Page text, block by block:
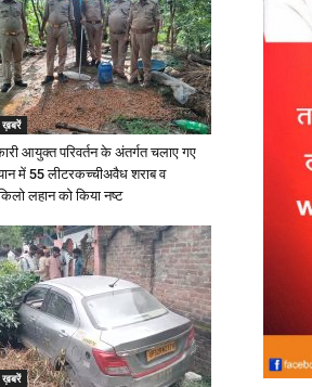
ख़बरें
आयुक्त परिवर्तन के अंतर्गत चलाए गए
में 55 लीटरकच्चीअवैध शराब व
लहान को किया नष्ट
ख़बरें